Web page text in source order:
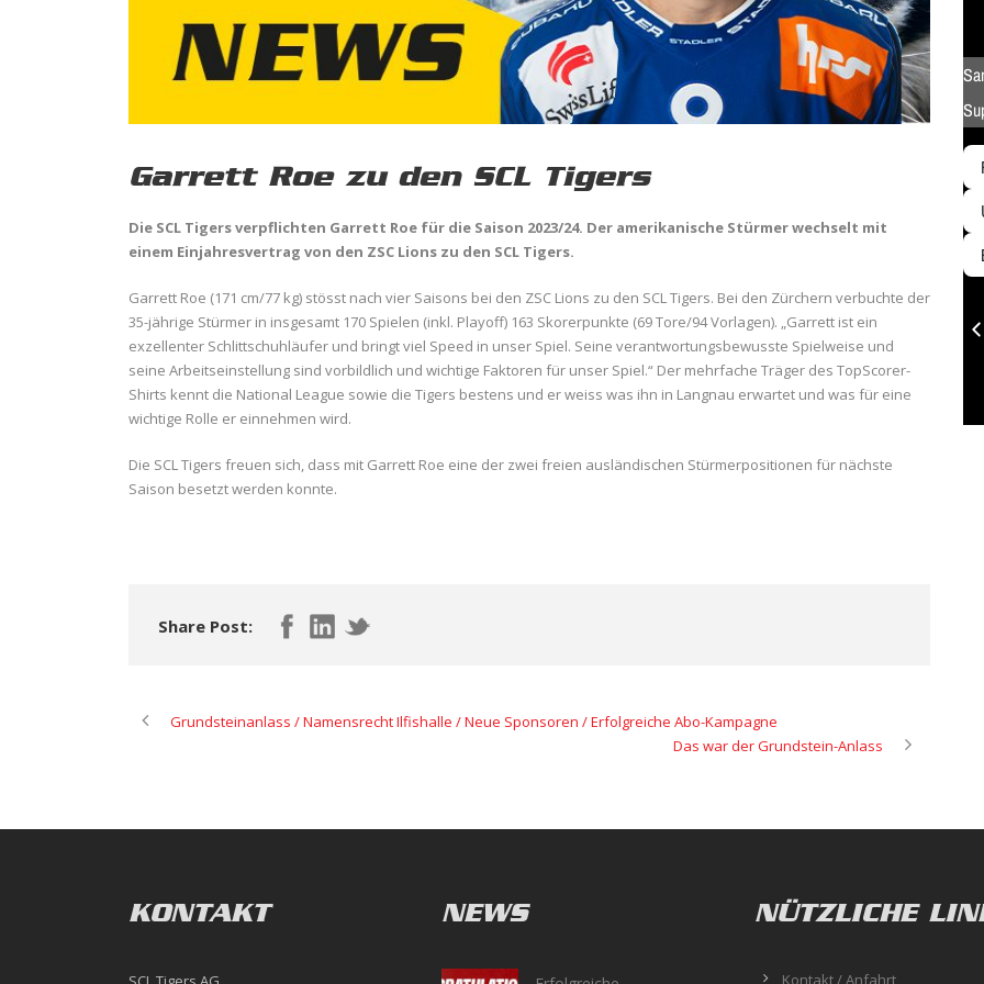
Garrett Roe zu den SCL Tigers
Die SCL Tigers verpflichten Garrett Roe für die Saison 2023/24. Der amerikanische Stürmer wechselt mit
einem Einjahresvertrag von den ZSC Lions zu den SCL Tigers.
Garrett Roe (171 cm/77 kg) stösst nach vier Saisons bei den ZSC Lions zu den SCL Tigers. Bei den Zürchern verbuchte der
35-jährige Stürmer in insgesamt 170 Spielen (inkl. Playoff) 163 Skorerpunkte (69 Tore/94 Vorlagen). „Garrett ist ein
exzellenter Schlittschuhläufer und bringt viel Speed in unser Spiel. Seine verantwortungsbewusste Spielweise und
seine Arbeitseinstellung sind vorbildlich und wichtige Faktoren für unser Spiel.“ Der mehrfache Träger des TopScorer-
Shirts kennt die National League sowie die Tigers bestens und er weiss was ihn in Langnau erwartet und was für eine
wichtige Rolle er einnehmen wird.
Die SCL Tigers freuen sich, dass mit Garrett Roe eine der zwei freien ausländischen Stürmerpositionen für nächste
Saison besetzt werden konnte.
Share Post:
Grundsteinanlass / Namensrecht Ilfishalle / Neue Sponsoren / Erfolgreiche Abo-Kampagne
Das war der Grundstein-Anlass
KONTAKT NEWS NÜTZLICHE
Kontakt / Anfahrt